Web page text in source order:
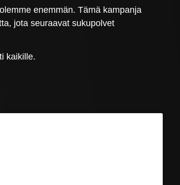
enemmän. Tämä kampanja
jota seuraavat sukupolvet
kaikille.